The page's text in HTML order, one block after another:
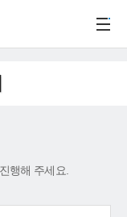
행해 주세요.